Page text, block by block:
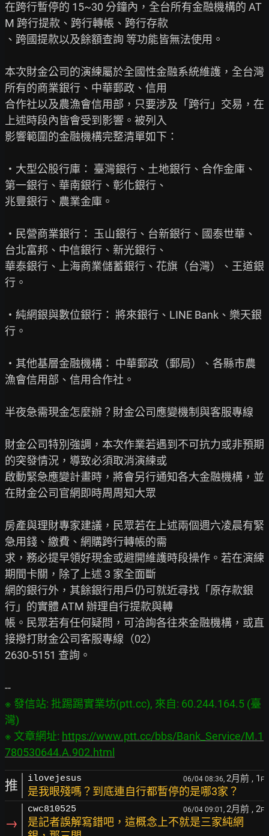
在跨行暫停的 15~30 分鐘內，全台所有金融機構的 AT
M 跨行提款、跨行轉帳、跨行存款
、跨國提款以及餘額查詢 等功能皆無法使用。
本次財金公司的演練屬於全國性金融系統維護，全台灣
所有的商業銀行、中華郵政、信用
合作社以及農漁會信用部，只要涉及「跨行」交易，在
上述時段內皆會受到影響。被列入
影響範圍的金融機構完整清單如下：
‧大型公股行庫： 臺灣銀行、土地銀行、合作金庫、
第一銀行、華南銀行、彰化銀行、
兆豐銀行、農業金庫。
‧民營商業銀行： 玉山銀行、台新銀行、國泰世華、
台北富邦、中信銀行、新光銀行、
華泰銀行、上海商業儲蓄銀行、花旗（台灣）、王道銀
行。
‧純網銀與數位銀行： 將來銀行、LINE Bank、樂天銀
行。
‧其他基層金融機構： 中華郵政（郵局）、各縣市農
漁會信用部、信用合作社。
半夜急需現金怎麼辦？財金公司應變機制與客服專線
財金公司特別強調，本次作業若遇到不可抗力或非預期
的突發情況，導致必須取消演練或
啟動緊急應變計畫時，將會另行通知各大金融機構，並
在財金公司官網即時周周知大眾
房產與理財專家建議，民眾若在上述兩個週六凌晨有緊
急用錢、繳費、網購跨行轉帳的需
求，務必提早領好現金或避開維護時段操作。若在演練
期間卡關，除了上述 3 家全面斷
網的銀行外，其餘銀行用戶仍可就近尋找「原存款銀
行」的實體 ATM 辦理自行提款與轉
帳。民眾若有任何疑問，可洽詢各往來金融機構，或直
接撥打財金公司客服專線（02）
2630-5151 查詢。
※ 發信站: 批踢踢實業坊(ptt.cc), 來自: 60.244.164.5 (臺
灣)
※ 文章網址: https://www.ptt.cc/bbs/Bank_Service/M.1
780530644.A.902.html
推 ilovejesus 06/04 08:36, 2月前 , 1 F
是我眼殘嗎？到底連自行都暫停的是哪3家？
→
cwc810525 06/04 09:01, 2月前 , 2F
是記者誤解寫錯吧，這概念上不就是三家純網